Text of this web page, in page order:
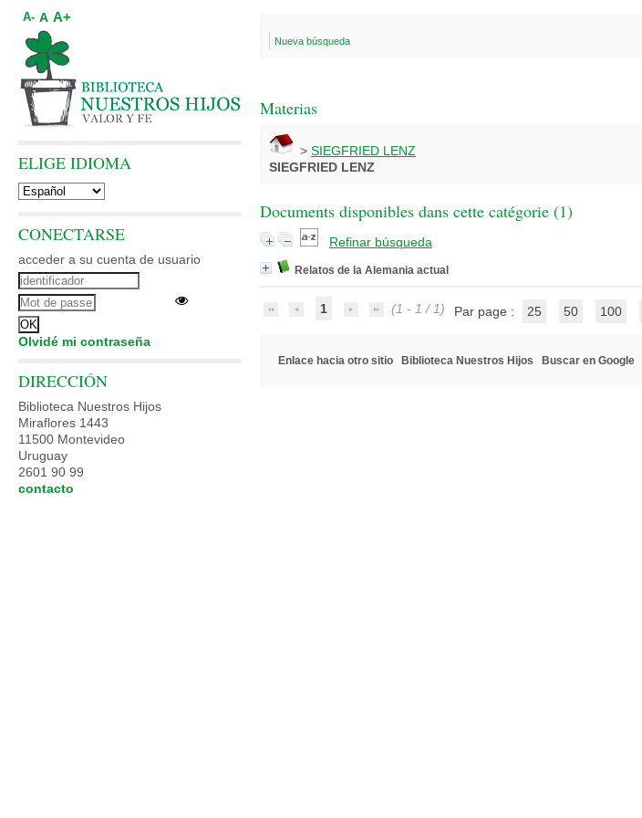
Nueva búsqueda
Materias
> SIEGFRIED LENZ
SIEGFRIED LENZ
Documents disponibles dans cette catégorie (1)
Refinar búsqueda
Relatos de la Alemania actual
1 (1 - 1 / 1) Par page : 25 50 100
Enlace hacia otro sitio Biblioteca Nuestros Hijos Buscar en Google
A- A A+
ELIGE IDIOMA
CONECTARSE
acceder a su cuenta de usuario
Olvidé mi contraseña
DIRECCIÓN
Biblioteca Nuestros Hijos
Miraflores 1443
11500 Montevideo
Uruguay
2601 90 99
contacto